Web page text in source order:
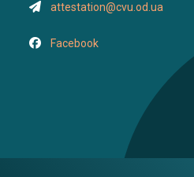
attestation@cvu.od.ua
Facebook